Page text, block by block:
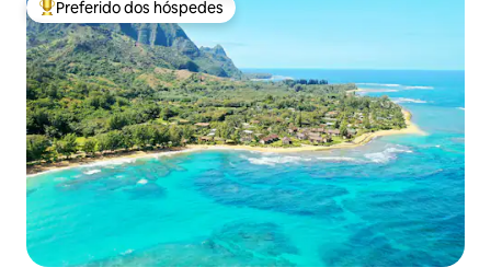
Entre os melhores preferidos dos hóspedes
Preferido dos hóspedes